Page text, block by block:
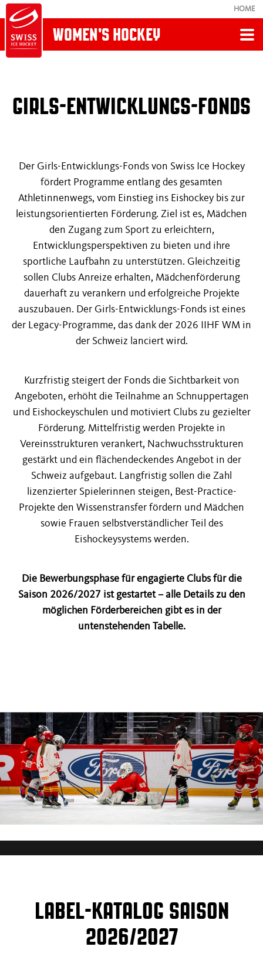
HOME
WOMEN'S HOCKEY
WOMEN'S HOCKEY
Swiss Women's Hockey Academy
Spitzensport-RS & WK
Einstieg & SIHF-Girlsteams U12
GIRLS-ENTWICKLUNGS-FONDS
Der Girls-Entwicklungs-Fonds von Swiss Ice Hockey
fördert Programme entlang des gesamten
Athletinnenwegs, vom Einstieg ins Eishockey bis zur
leistungsorientierten Förderung. Ziel ist es, Mädchen
den Zugang zum Sport zu erleichtern,
Entwicklungsperspektiven zu bieten und ihre
sportliche Laufbahn zu unterstützen. Gleichzeitig
sollen Clubs Anreize erhalten, Mädchenförderung
dauerhaft zu verankern und erfolgreiche Projekte
auszubauen. Der Girls-Entwicklungs-Fonds ist eines
der Legacy-Programme, das dank der 2026 IIHF WM in
der Schweiz lanciert wird.
Kurzfristig steigert der Fonds die Sichtbarkeit von
Angeboten, erhöht die Teilnahme an Schnuppertagen
und Eishockeyschulen und motiviert Clubs zu gezielter
Förderung. Mittelfristig werden Projekte in
Vereinsstrukturen verankert, Nachwuchsstrukturen
gestärkt und ein flächendeckendes Angebot in der
Schweiz aufgebaut. Langfristig sollen die Zahl
lizenzierter Spielerinnen steigen, Best-Practice-
Projekte den Wissenstransfer fördern und Mädchen
sowie Frauen selbstverständlicher Teil des
Eishockeysystems werden.
Die Bewerbungsphase für engagierte Clubs für die
Saison 2026/2027 ist gestartet – alle Details zu den
möglichen Förderbereichen gibt es in der
untenstehenden Tabelle.
LABEL-KATALOG SAISON
2026/2027